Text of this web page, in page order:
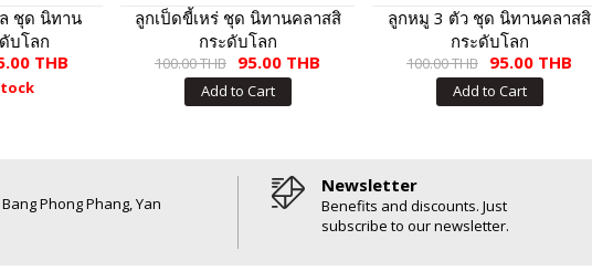
ล ชุด นิทาน
บโลก
THB
ลูกเป็ดขี้เหร่ ชุด นิทานคลาสสิ
กระดับโลก
100.00 THB 95.00 THB
Add to Cart
ลูกหมู 3 ตัว ชุด นิทานคลาสสิ
กระดับโลก
100.00 THB 95.00 THB
Add to Cart
Phong Phang, Yan
Newsletter
Benefits and discounts. Just
subscribe to our newsletter.